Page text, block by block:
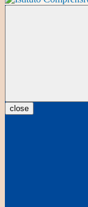
close